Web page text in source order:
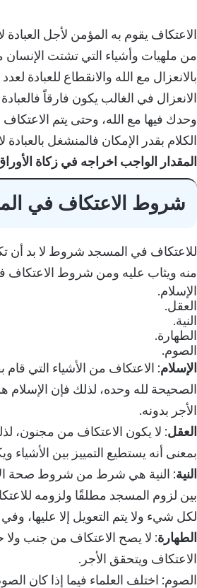
الاعتكاف يقوم به المؤمن لأجل
من ملهيات وأشياء التي تشتت الإنسان
بالانعزال مع الله والانقطاع للعبادة
الانعزال في الغالب يكون فارقاً
وحدك فيها مع الله، وحتى يتم
الكلام بقدر الإمكان فالمنشغل
المقدار الواجب اخراجه في زكاة
شروط الاعتكاف في
للاعتكاف في المسجد شروط لا بد أن
منه ويثاب عليه ومن شروط الاعتكاف
الإسلام.
العقل.
النية.
الطهارة.
الصوم.
الإسلام: الاعتكاف من الأشياء التي
الصحيحة لله وحده، لذلك فإن
الأجر بدونه.
العقل: لا يكون الاعتكاف من مجنون،
بمعنى أنه يستطيع التمييز بين
النية: النية هي شرط من شروط صحة
بين لزوم المسجد مطلقًا ولزومه
لكل شيء ولا يتم التعويل إلا عليها، وفي
الطهارة: لا يصح الاعتكاف من جنب
الاعتكاف ويتحقق الأجر.
الصوم: اختلف العلماء فيما إذا كان